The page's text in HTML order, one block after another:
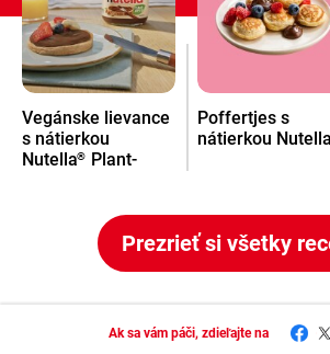
Vegánske lievance
s nátierkou
Nutella® Plant-
Poffertjes s
nátierkou
Prezrieť si všetky
Ak sa vám páči, zdieľajte na